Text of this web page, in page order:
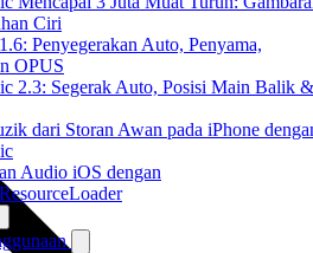
Ciri
Penyegerakan Auto, Penyama,
OPUS
2.3: Segerak Auto, Posisi Main Balik &
dari Storan Awan pada iPhone
Audio iOS dengan